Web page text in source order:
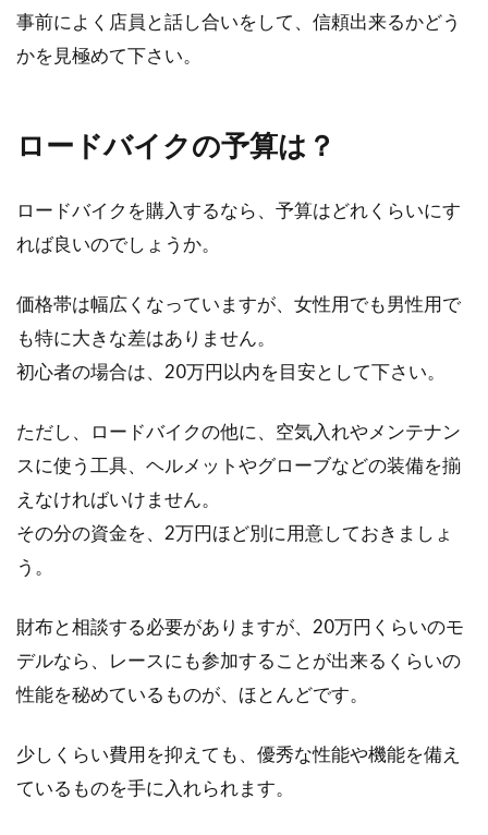
事前によく店員と話し合いをして、信頼出来るかどう
かを見極めて下さい。
ロードバイクの予算は？
ロードバイクを購入するなら、予算はどれくらいにす
れば良いのでしょうか。
価格帯は幅広くなっていますが、女性用でも男性用で
も特に大きな差はありません。
初心者の場合は、20万円以内を目安として下さい。
ただし、ロードバイクの他に、空気入れやメンテナン
スに使う工具、ヘルメットやグローブなどの装備を揃
えなければいけません。
その分の資金を、2万円ほど別に用意しておきましょ
う。
財布と相談する必要がありますが、20万円くらいのモ
デルなら、レースにも参加することが出来るくらいの
性能を秘めているものが、ほとんどです。
少しくらい費用を抑えても、優秀な性能や機能を備え
ているものを手に入れられます。